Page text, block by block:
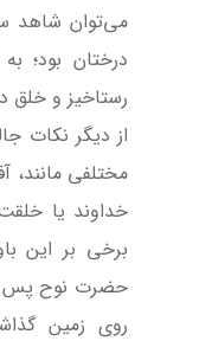
می‌توان شاهد
درختان بود؛
رستاخیز و خلق
از دیگر نکات
مختلفی مانند،
خداوند یا
برخی بر این
حضرت نوح پس
روی زمین